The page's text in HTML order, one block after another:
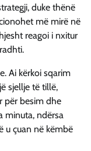
duke thënë
më mirë në
reagoi i nxitur
Ai kërkoi sqarim
sjellje të tillë,
për besim dhe
minuta, ndërsa
u çuan në këmbë